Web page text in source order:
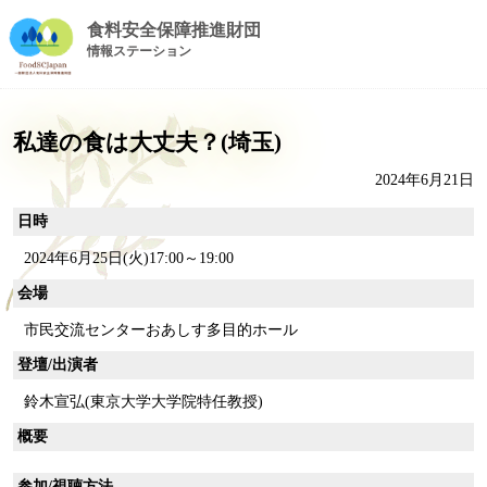
食料安全保障推進財団
情報ステーション
私達の食は大丈夫？(埼玉)
2024年6月21日
日時
2024年6月25日(火)17:00～19:00
会場
市民交流センターおあしす多目的ホール
登壇/出演者
鈴木宣弘(東京大学大学院特任教授)
概要